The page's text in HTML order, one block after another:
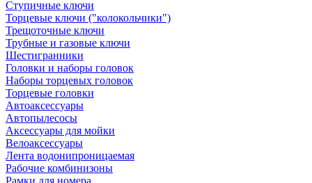
Ступичные ключи
Торцевые ключи ("колокольчики")
Трещоточные ключи
Трубные и газовые ключи
Шестигранники
Головки и наборы головок
Наборы торцевых головок
Торцевые головки
Автоаксессуары
Автопылесосы
Аксессуары для мойки
Велоаксессуары
Лента водонипроницаемая
Рабочие комбинизоны
Рамки для номера